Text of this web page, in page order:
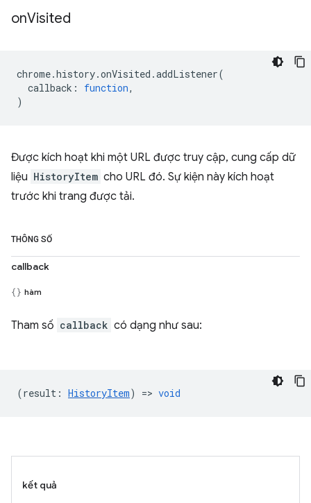
onVisited
chrome.history.onVisited .addListener(
callback : function,
)
Được kích hoạt khi một URL được truy cập, cung cấp dữ
liệu HistoryItem cho URL đó. Sự kiện này kích hoạt
trước khi trang được tải.
THÔNG SỐ
callback
hàm
Tham số callback có dạng như sau:
(result : HistoryItem) => void
kết quả